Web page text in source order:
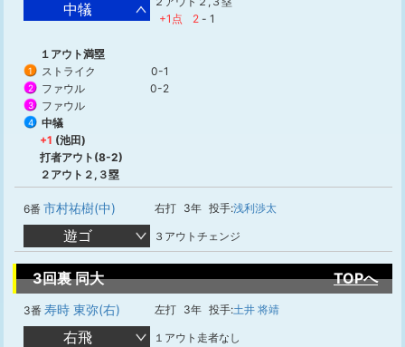
中犠
+1点
2 - 1
１アウト満塁
1 ストライク 0-1
2 ファウル 0-2
3 ファウル
4
中犠
+1 (池田)
打者アウト(8-2)
２アウト２,３塁
6番 市村祐樹(中) 右打 3年 投手:浅利渉太
遊ゴ ３アウトチェンジ
3回裏 同大 TOPへ
3番 寿時 東弥(右) 左打 3年 投手:土井 将靖
右飛 １アウト走者なし